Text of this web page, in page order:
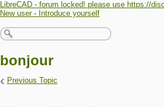
LibreCAD - forum locked! please use https://
New user - Introduce yourself
bonjour
‹ Previous Topic